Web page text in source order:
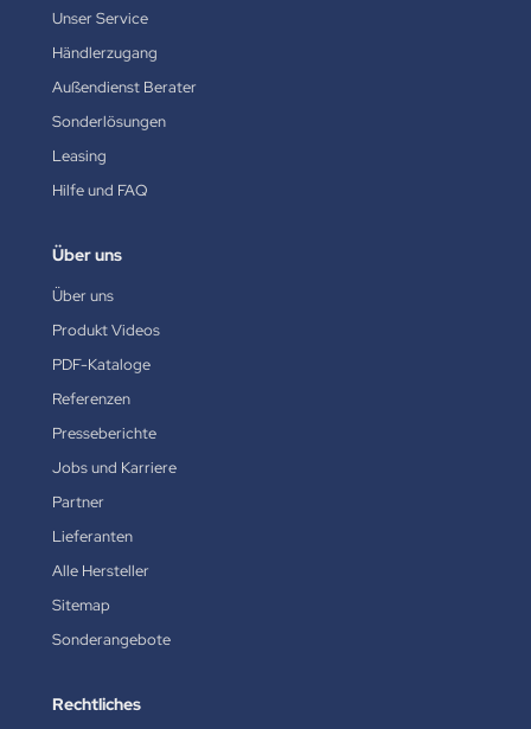
Unser Service
Händlerzugang
Außendienst Berater
Sonderlösungen
Leasing
Hilfe und FAQ
Über uns
Über uns
Produkt Videos
PDF-Kataloge
Referenzen
Presseberichte
Jobs und Karriere
Partner
Lieferanten
Alle Hersteller
Sitemap
Sonderangebote
Rechtliches